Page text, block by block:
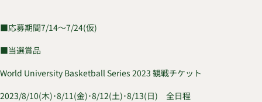
■応募期間7/14～7/24(仮)
■当選賞品
World University Basketball Series 2023 観戦チケット
2023/8/10(木)･8/11(金)･8/12(土)･8/13(日) 全日程